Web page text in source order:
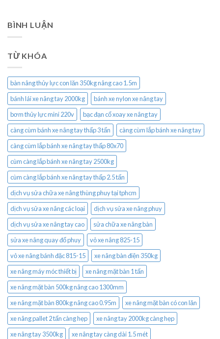
BÌNH LUẬN
TỪ KHÓA
bàn nâng thủy lực con lăn 350kg nâng cao 1.5m
bánh lái xe nâng tay 2000kg
bánh xe nylon xe nâng tay
bơm thủy lực mini 220v
bạc đạn cổ xoay xe nâng tay
càng cùm bánh xe nâng tay thấp 3 tấn
càng cùm lắp bánh xe nâng tay
càng cùm lắp bánh xe nâng tay thấp 80x70
cùm càng lắp bánh xe nâng tay 2500kg
cùm càng lắp bánh xe nâng tay thấp 2.5 tấn
dịch vụ sửa chữa xe nâng thùng phuy tại tphcm
dịch vụ sửa xe nâng các loại
dịch vụ sửa xe nâng phuy
dịch vụ sửa xe nâng tay cao
sửa chữa xe nâng bàn
sửa xe nâng quay đổ phuy
vỏ xe nâng 825-15
vỏ xe nâng bánh đặc 815-15
xe nâng bàn điện 350kg
xe nâng máy móc thiết bị
xe nâng mặt bàn 1 tấn
xe nâng mặt bàn 500kg nâng cao 1300mm
xe nâng mặt bàn 800kg nâng cao 0.95m
xe nâng mặt bàn có con lăn
xe nâng pallet 2 tấn càng hẹp
xe nâng tay 2000kg càng hẹp
xe nâng tay 3500kg
xe nâng tay càng dài 1.5 mét